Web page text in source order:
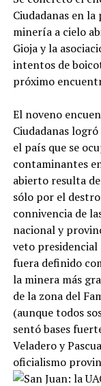
Ciudadanas en
minería a cielo
Gioja y la
intentos de
próximo
El noveno
Ciudadanas
el país que se
contaminantes
abierto resulta
sólo por el
connivencia de
nacional y
veto presidencial
fuera definido
la minera más
de la zona del
(aunque todos
sentó bases
Veladero y
oficialismo